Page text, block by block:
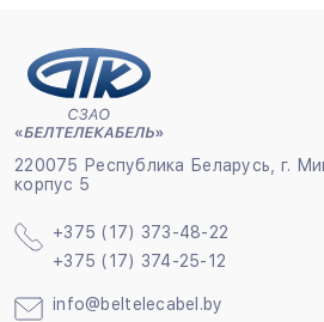
220075 Республика Беларусь, г.
корпус 5
+375 (17) 373-48-22
+375 (17) 374-25-12
info@beltelecabel.by